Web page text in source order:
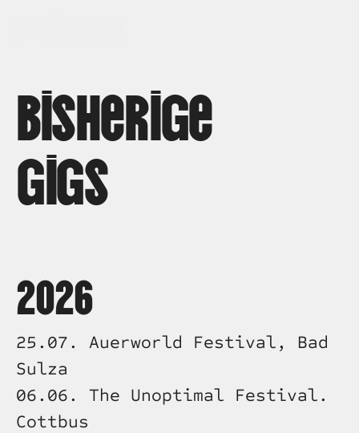
bisherige
Gigs
2026
25.07. Auerworld Festival, Bad
Sulza
06.06. The Unoptimal Festival.
Cottbus